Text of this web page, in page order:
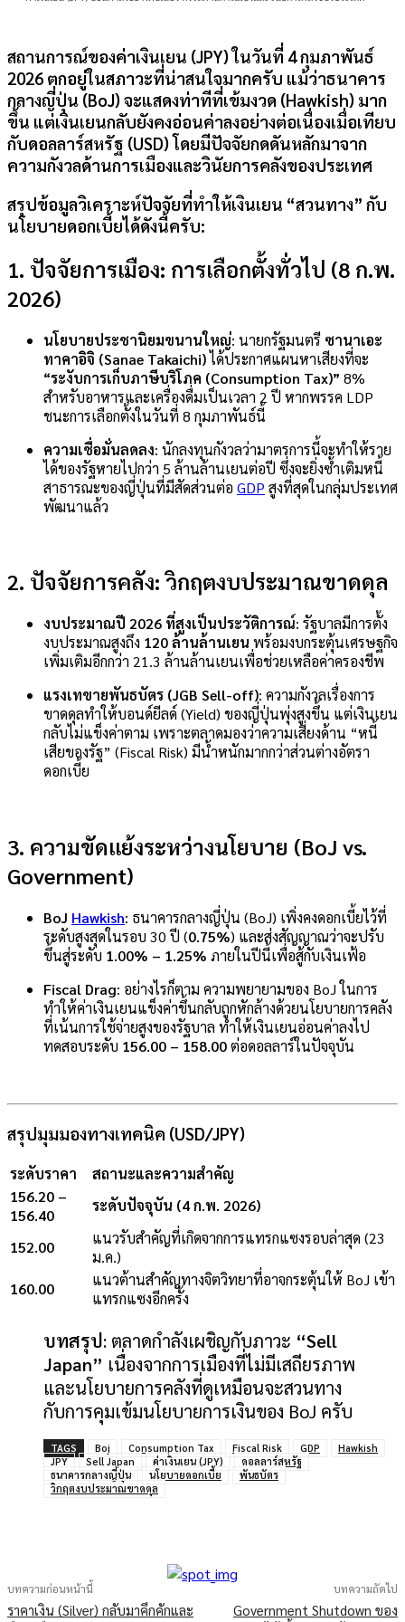
สถานการณ์ของค่าเงินเยน (JPY) ในวันที่ 4 กุมภาพันธ์
2026 ตกอยู่ในสภาวะที่น่าสนใจมากครับ แม้ว่าธนาคาร
กลางญี่ปุ่น (BoJ) จะแสดงท่าทีที่เข้มงวด (Hawkish) มาก
ขึ้น แต่เงินเยนกลับยังคงอ่อนค่าลงอย่างต่อเนื่องเมื่อเทียบ
กับดอลลาร์สหรัฐ (USD) โดยมีปัจจัยกดดันหลักมาจาก
ความกังวลด้านการเมืองและวินัยการคลังของประเทศ
สรุปข้อมูลวิเคราะห์ปัจจัยที่ทำให้เงินเยน “สวนทาง” กับ
นโยบายดอกเบี้ยได้ดังนี้ครับ:
1. ปัจจัยการเมือง: การเลือกตั้งทั่วไป (8 ก.พ.
2026)
นโยบายประชานิยมขนานใหญ่: นายกรัฐมนตรี ซานาเอะ
ทาคาอิจิ (Sanae Takaichi)ได้ประกาศแผนหาเสียงที่จะ
“ระงับการเก็บภาษีบริโภค (Consumption Tax)” 8%
สำหรับอาหารและเครื่องดื่มเป็นเวลา 2 ปี หากพรรค LDP
ชนะการเลือกตั้งในวันที่ 8 กุมภาพันธ์นี้
ความเชื่อมั่นลดลง: นักลงทุนกังวลว่ามาตรการนี้จะทำให้ราย
ได้ของรัฐหายไปกว่า 5 ล้านล้านเยนต่อปี ซึ่งจะยิ่งซ้ำเติมหนี้
สาธารณะของญี่ปุ่นที่มีสัดส่วนต่อ GDP สูงที่สุดในกลุ่มประเทศ
พัฒนาแล้ว
2. ปัจจัยการคลัง: วิกฤตงบประมาณขาดดุล
งบประมาณปี 2026 ที่สูงเป็นประวัติการณ์: รัฐบาลมีการตั้ง
งบประมาณสูงถึง 120 ล้านล้านเยน พร้อมงบกระตุ้นเศรษฐกิจ
เพิ่มเติมอีกกว่า 21.3 ล้านล้านเยนเพื่อช่วยเหลือค่าครองชีพ
แรงเทขายพันธบัตร (JGB Sell-off): ความกังวลเรื่องการ
ขาดดุลทำให้บอนด์ยีลด์ (Yield) ของญี่ปุ่นพุ่งสูงขึ้น แต่เงินเยน
กลับไม่แข็งค่าตาม เพราะตลาดมองว่าความเสี่ยงด้าน “หนี้
เสียของรัฐ” (Fiscal Risk) มีน้ำหนักมากกว่าส่วนต่างอัตรา
ดอกเบี้ย
3. ความขัดแย้งระหว่างนโยบาย (BoJ vs.
Government)
BoJ Hawkish: ธนาคารกลางญี่ปุ่น (BoJ) เพิ่งคงดอกเบี้ยไว้ที่
ระดับสูงสุดในรอบ 30 ปี (0.75%) และส่งสัญญาณว่าจะปรับ
ขึ้นสู่ระดับ 1.00% – 1.25% ภายในปีนี้เพื่อสู้กับเงินเฟ้อ
Fiscal Drag: อย่างไรก็ตาม ความพยายามของ BoJ ในการ
ทำให้ค่าเงินเยนแข็งค่าขึ้นกลับถูกหักล้างด้วยนโยบายการคลัง
ที่เน้นการใช้จ่ายสูงของรัฐบาล ทำให้เงินเยนอ่อนค่าลงไป
ทดสอบระดับ 156.00 – 158.00ต่อดอลลาร์ในปัจจุบัน
สรุปมุมมองทางเทคนิค (USD/JPY)
ระดับราคา
สถานะและความสำคัญ
156.20 –
156.40
ระดับปัจจุบัน (4 ก.พ. 2026)
152.00
แนวรับสำคัญที่เกิดจากการแทรกแซงรอบล่าสุด (23
ม.ค.)
160.00
แนวต้านสำคัญทางจิตวิทยาที่อาจกระตุ้นให้ BoJ เข้า
แทรกแซงอีกครั้ง
บทสรุป: ตลาดกำลังเผชิญกับภาวะ “Sell
Japan” เนื่องจากการเมืองที่ไม่มีเสถียรภาพ
และนโยบายการคลังที่ดูเหมือนจะสวนทาง
กับการคุมเข้มนโยบายการเงินของ BoJ ครับ
TAGS Boj Consumption Tax Fiscal Risk GDP
Hawkish
JPY
Sell Japan ค่าเงินเยน (JPY)
ดอลลาร์สหรัฐ
ธนาคารกลางญี่ปุ่น
นโยบายดอกเบี้ย
พันธบัตร
วิกฤตงบประมาณขาดดุล
บทความก่อนหน้านี้
ราคาเงิน (Silver) กลับมาคึกคักและ
บทความถัดไป
Government Shutdown ของ